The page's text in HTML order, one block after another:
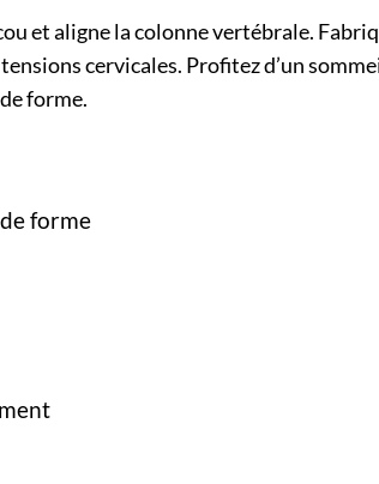
et aligne la colonne vertébrale.
cervicales. Profitez d’un
forme.
forme